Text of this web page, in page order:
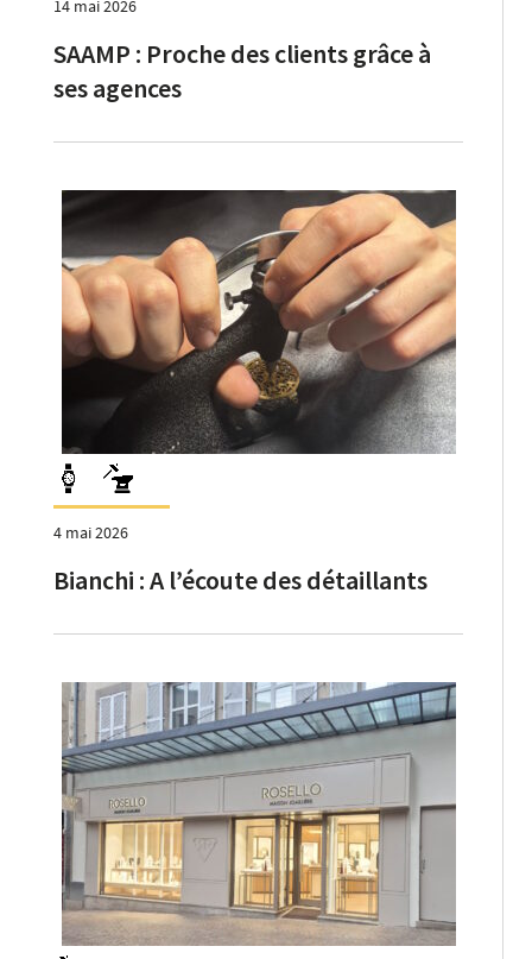
14 mai 2026
SAAMP : Proche des clients grâce à
ses agences
4 mai 2026
Bianchi : A l’écoute des détaillants